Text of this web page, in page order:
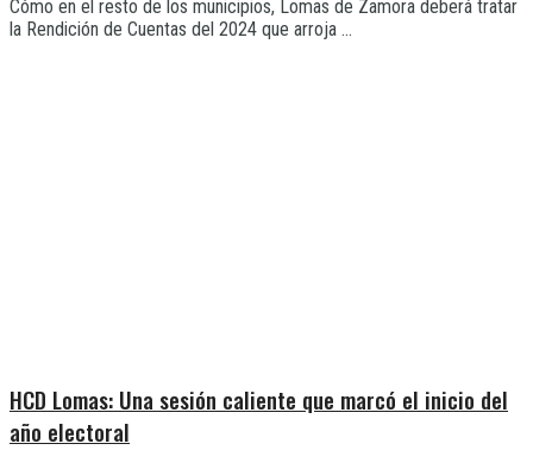
Cómo en el resto de los municipios, Lomas de Zamora deberá tratar
la Rendición de Cuentas del 2024 que arroja ...
HCD Lomas: Una sesión caliente que marcó el inicio del
año electoral